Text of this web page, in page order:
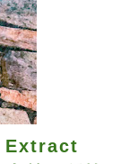
Extract